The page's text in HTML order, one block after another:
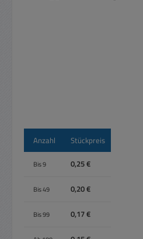
Anzahl Stückpreis
Bis9 0,25 €
Bis49 0,20 €
Bis99 0,17 €